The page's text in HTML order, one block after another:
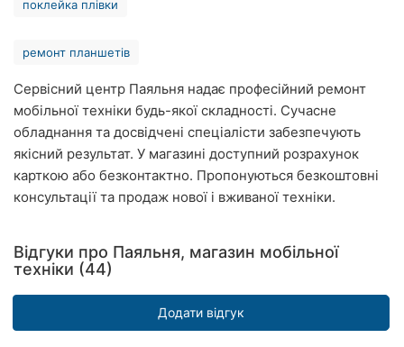
Ріг
Миколаїв
Херсон
Полтава
Чернігів
Черкаси
Чернівці
поклейка плівки
ремонт планшетів
Сервісний центр Паяльня надає професійний ремонт
мобільної техніки будь-якої складності. Сучасне
обладнання та досвідчені спеціалісти забезпечують
якісний результат. У магазині доступний розрахунок
карткою або безконтактно. Пропонуються безкоштовні
консультації та продаж нової і вживаної техніки.
Відгуки про Паяльня, магазин мобільної
техніки (44)
Додати відгук